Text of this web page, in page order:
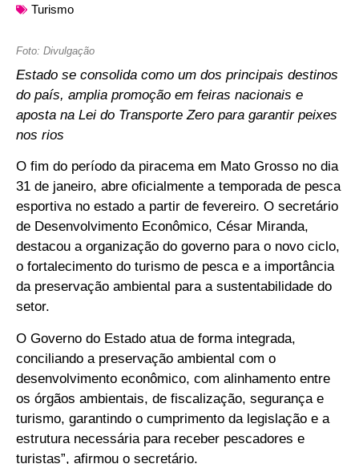
Turismo
Foto: Divulgação
Estado se consolida como um dos principais destinos
do país, amplia promoção em feiras nacionais e
aposta na Lei do Transporte Zero para garantir peixes
nos rios
O fim do período da piracema em Mato Grosso no dia
31 de janeiro, abre oficialmente a temporada de pesca
esportiva no estado a partir de fevereiro. O secretário
de Desenvolvimento Econômico, César Miranda,
destacou a organização do governo para o novo ciclo,
o fortalecimento do turismo de pesca e a importância
da preservação ambiental para a sustentabilidade do
setor.
O Governo do Estado atua de forma integrada,
conciliando a preservação ambiental com o
desenvolvimento econômico, com alinhamento entre
os órgãos ambientais, de fiscalização, segurança e
turismo, garantindo o cumprimento da legislação e a
estrutura necessária para receber pescadores e
turistas”, afirmou o secretário.